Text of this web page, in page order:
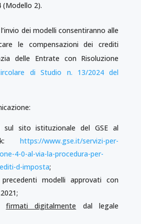
2).
dei modelli consentiranno alle
le compensazioni dei crediti
delle Entrate con Risoluzione
di Studio n. 13/2024 del
sul sito istituzionale del GSE al
https://www.gse.it/servizi-per-
4-0-al-via-la-procedura-per-
d-imposta;
modelli approvati con
firmati digitalmente dal legale